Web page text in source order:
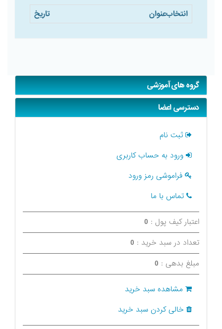
انتخابعنوان تاریخ
گروه های آموزشی
دسترسی اعضا
ثبت نام
ورود به حساب کاربری
فراموشی رمز ورود
تماس با ما
اعتبار کیف پول : 0
تعداد در سبد خرید : 0
مبلغ بدهی : 0
مشاهده سبد خرید
خالی کردن سبد خرید